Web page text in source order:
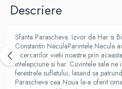
Diverse
Feng Shui
Medicina alternativa
Sa nu razi :((
Drept
Descriere
Sfanta Parascheva. Izvor de Har si
Constantin NeculaParintele Necula
incercarilor vietii noastre prin
intelepciune si har. Cuvintele sale
ferestrele sufletului, lasand sa
Parascheva cea Noua le-a oferit